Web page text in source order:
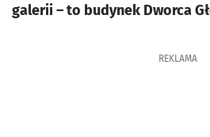
galerii – to budynek Dworca
REKLAMA